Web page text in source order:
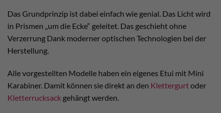
Das Grundprinzip ist dabei einfach wie genial. Das Licht wird
in Prismen „um die Ecke“ geleitet. Das geschieht ohne
Verzerrung Dank moderner optischen Technologien bei der
Herstellung.
Alle vorgestellten Modelle haben ein eigenes Etui mit Mini
Karabiner. Damit können sie direkt an den Klettergurtoder
Kletterrucksack gehängt werden.